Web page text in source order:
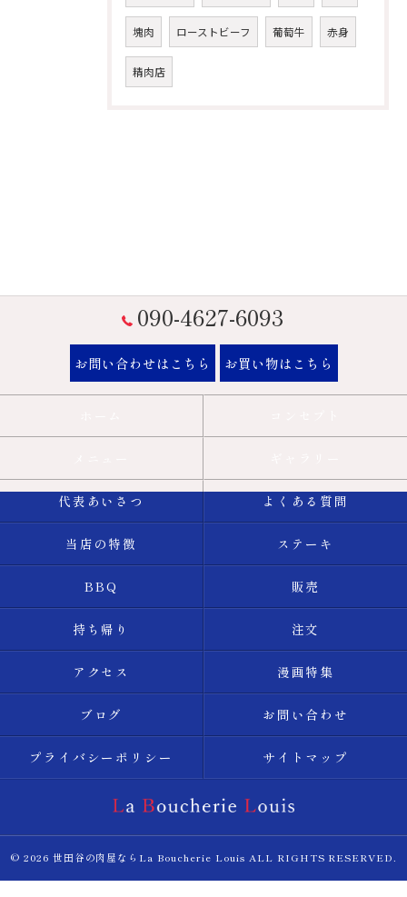
塊肉 ローストビーフ 葡萄牛 赤身
精肉店
090-4627-6093
お問い合わせはこちら お買い物はこちら
代表あいさつ よくある質問
当店の特徴 ステーキ
BBQ 販売
持ち帰り 注文
アクセス 漫画特集
ブログ お問い合わせ
プライバシーポリシー サイトマップ
© 2026 世田谷の肉屋ならLa Boucherie Louis ALL RIGHTS RESERVED.